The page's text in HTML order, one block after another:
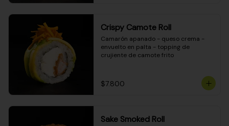
Crispy Camote Roll
Camarón apanado - queso crema -
envuelto en palta - topping de
crujiente de camote frito
$7.800
Sake Smoked Roll